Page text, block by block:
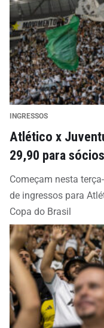
INGRESSOS
Atlético x
29,90 para
Começam nesta
de ingressos para
Copa do Brasil